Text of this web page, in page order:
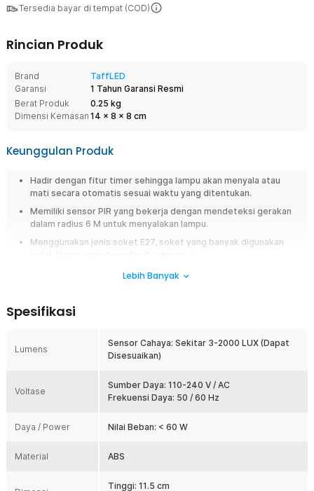
Tersedia bayar di tempat (COD)
Rincian Produk
Brand
TaffLED
Garansi
1 Tahun Garansi Resmi
Berat Produk
0.25 kg
Dimensi Kemasan 14 x 8 x 8 cm
Keunggulan Produk
Hadir dengan fitur timer sehingga lampu akan menyala atau
mati secara otomatis sesuai waktu yang ditentukan.
Memiliki sensor PIR yang bekerja dengan mendeteksi gerakan
dalam radius 6 M untuk menyalakan lampu.
Menggunakan jenis soket E27, soket yang banyak digunakan
Terbuat dari material ABS yang kokoh dan tahan panas.
Overview
Anda sering lupa menyalakan atau mematikan lampu? Kini, Anda tidak
gerak infrared atau biasa disebut PIR yang dapat menyala saat
mendeteksi ada pergerakan. Memiliki timer sehingga lampu akan
material yang kokoh dan tahan lama.
Pengaturan Waktu Fleksibel
menyala hingga lampu mati. Selain itu, dapat diatur kapan waktu
untuk menyalakan lampu secara otomatis sesuai dengan
Lebih Banyak
Spesifikasi
Lumens
Sensor Cahaya: Sekitar 3-2000 LUX (Dapat
Disesuaikan)
Voltase
Sumber Daya: 110-240 V / AC
Frekuensi Daya: 50 / 60 Hz
Daya / Power Nilai Beban: < 60 W
Material ABS
Tinggi: 11.5 cm